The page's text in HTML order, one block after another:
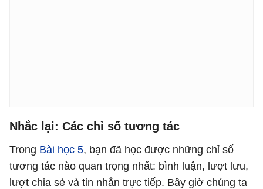
Nhắc lại: Các chỉ số tương tác
Trong Bài học 5, bạn đã học được những chỉ số
tương tác nào quan trọng nhất: bình luận, lượt lưu,
lượt chia sẻ và tin nhắn trực tiếp. Bây giờ chúng ta